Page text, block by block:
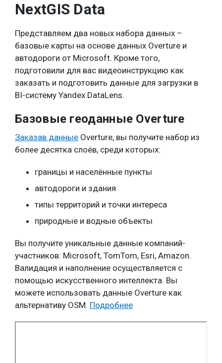
NextGIS Data
Представляем два новых набора данных –
базовые карты на основе данных Overture и
автодороги от Microsoft. Кроме того,
подготовили для вас видеоинструкцию как
заказать и подготовить данные для загрузки в
BI-систему Yandex DataLens.
Базовые геоданные Overture
Заказав данные Overture, вы получите набор из
более десятка слоёв, среди которых:
границы и населённые пункты
автодороги и здания
типы территорий и точки интереса
природные и водные объекты
Вы получите уникальные данные компаний-
участников: Microsoft, TomTom, Esri, Amazon.
Валидация и наполнение осуществляется с
помощью искусственного интеллекта. Вы
можете использовать данные Overture как
альтернативу OSM. Подробнее